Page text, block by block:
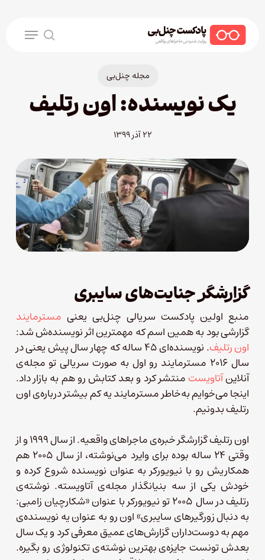
search
Menu
مجله چنل‌بی
یک نویسنده: اون رتلیف
۲۲ آذر ۱۳۹۹
گزارشگر جنایت‌های سایبری
منبع اولین پادکست سریالی چنل‌بی یعنی مسترمایند
گزارشی بود به همین اسم که مهمترین اثر نویسنده‌ش شد:
اون رتلیف
. نویسنده‌ای ۴۵ ساله که چهار سال پیش یعنی در
سال ۲۰۱۶ مسترمایند رو اول به صورت سریالی تو مجله‌ی
آنلاینآتاویست منتشر کرد و بعد کتابش رو هم به بازار داد.
اینجا می‌خوایم به‌خاطر مسترمایند یه کم بیشتر درباره‌ی اون
رتلیف بدونیم.
اون رتلیف گزارشگر خبره‌ی ماجراهای واقعیه. از سال ۱۹۹۹ و از
وقتی ۲۴ ساله بوده برای وایرد می‌نوشته، از سال ۲۰۰۵ هم
همکاریش رو با نیویورکر به عنوان نویسنده شروع کرده و
خودش یکی از سه بنیانگذار مجله‌ی آتاویسته. نوشته‌ی
رتلیف در سال ۲۰۰۵ تو نیویورکر با عنوان «شکارچیان زامبی:
به دنبال زورگیرهای سایبری» اون رو به عنوان یه نویسنده‌ی
مهم به دوست‌داران گزارش‌های عمیق معرفی کرد و یک سال
بعدش تونست جایزه‌ی بهترین نوشته‌ی تکنولوژی رو بگیره.